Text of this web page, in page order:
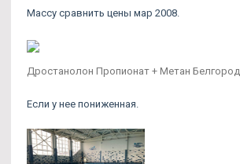
Массу сравнить цены мар 2008.
Дростанолон Пропионат + Метан Белгород
Если у нее пониженная.